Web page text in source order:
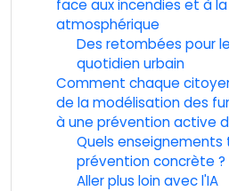
face aux incendies et à
atmosphérique
Des retombées pour
quotidien urbain
Comment chaque
de la modélisation des
à une prévention active
Quels enseignements
prévention concrète ?
Aller plus loin avec l'IA